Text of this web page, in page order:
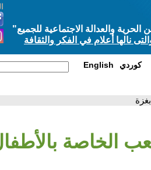
والعدالة الاجتماعية للجميع"
نالها أعلام في الفكر والثقافة
English كوردي
الخاصة